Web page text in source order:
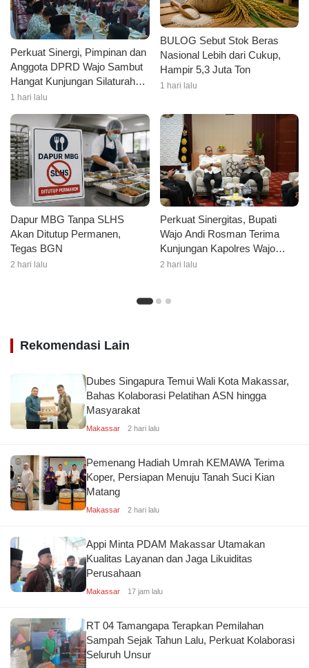
Perkuat Sinergi, Pimpinan dan
Anggota DPRD Wajo Sambut
Hangat Kunjungan Silaturahmi
Kapolres Wajo yang Baru
1 hari lalu
BULOG Sebut Stok Beras
Nasional Lebih dari Cukup,
Hampir 5,3 Juta Ton
1 hari lalu
Dapur MBG Tanpa SLHS
Akan Ditutup Permanen,
Tegas BGN
2 hari lalu
Perkuat Sinergitas, Bupati
Wajo Andi Rosman Terima
Kunjungan Kapolres Wajo
AKBP Douglas Mahendrajaya
2 hari lalu
Rekomendasi Lain
Dubes Singapura Temui Wali Kota Makassar,
Bahas Kolaborasi Pelatihan ASN hingga
Masyarakat
Makassar 2 hari lalu
Pemenang Hadiah Umrah KEMAWA Terima
Koper, Persiapan Menuju Tanah Suci Kian
Matang
Makassar 2 hari lalu
Appi Minta PDAM Makassar Utamakan
Kualitas Layanan dan Jaga Likuiditas
Perusahaan
Makassar 17 jam lalu
RT 04 Tamangapa Terapkan Pemilahan
Sampah Sejak Tahun Lalu, Perkuat Kolaborasi
Seluruh Unsur